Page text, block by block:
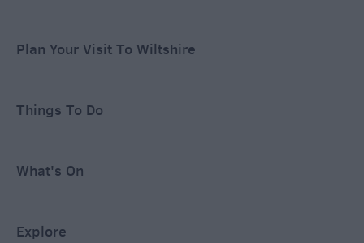
Plan Your Visit To Wiltshire
Things To Do
What's On
Explore